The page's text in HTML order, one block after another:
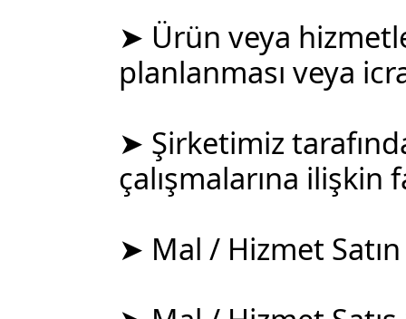
➤ Ürün veya
planlanması veya
➤ Şirketimiz
çalışmalarına ilişkin
➤ Mal / Hizmet